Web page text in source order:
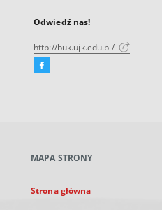
Odwiedź nas!
http://buk.ujk.edu.pl/
Facebook
karcie
MAPA STRONY
Strona główna